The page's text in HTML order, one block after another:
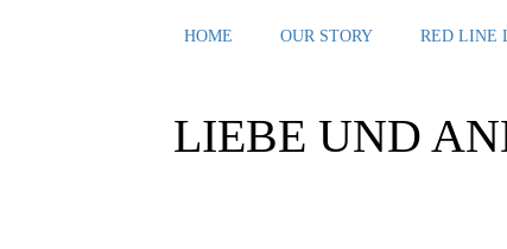
HOME OUR STORY RED LINE
LIEBE UND